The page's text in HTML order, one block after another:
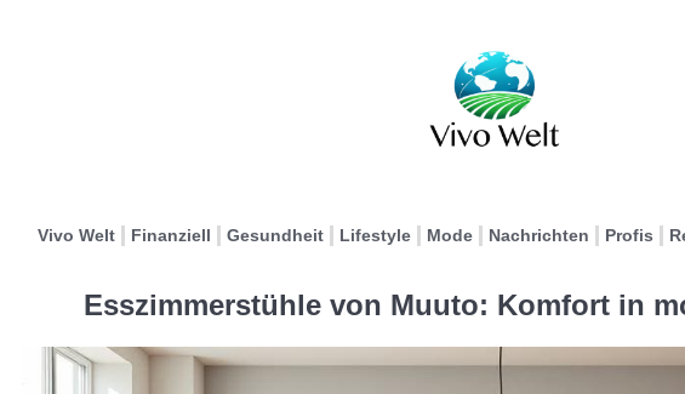
Vivo Welt Finanziell Gesundheit Lifestyle Mode Nachrichten Profis
Esszimmerstühle von Muuto: Komfort in